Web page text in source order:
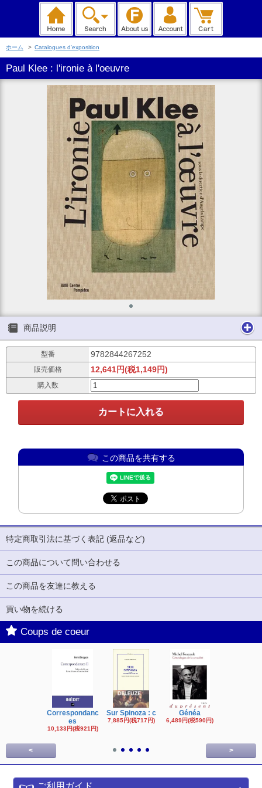
ホーム > Catalogues d'exposition
Paul Klee : l'ironie à l'oeuvre
商品説明
型番 9782844267252
販売価格 12,641円(税1,149円)
購入数
この商品を共有する
特定商取引法に基づく表記 (返品など)
この商品について問い合わせる
この商品を友達に教える
買い物を続ける
Coups de coeur
Correspondanc
es
10,133円(税921円)
Sur Spinoza : c
7,885円(税717円)
Généa
6,489円(税590円)
< >